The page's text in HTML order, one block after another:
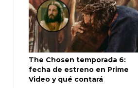
The Chosen temporada 6:
fecha de estreno en Prime
Video y qué contará